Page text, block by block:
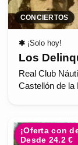
CONCIERTOS
✱ ¡Solo hoy!
Los
Real Club
Castellón de la
¡Oferta con
Desde 24.2 €